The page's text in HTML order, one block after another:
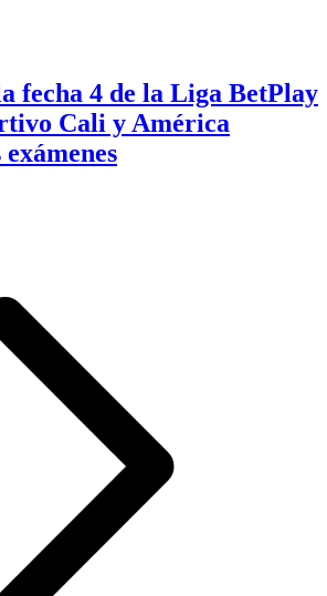
fecha 4 de la Liga BetPlay
Cali y América